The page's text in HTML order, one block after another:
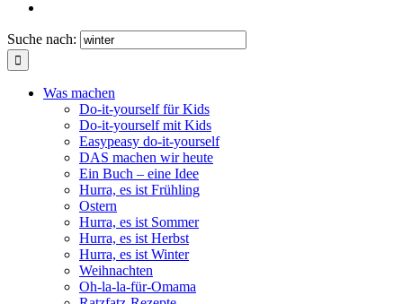
Suche nach:
Was machen
Do-it-yourself für Kids
Do-it-yourself mit Kids
Easypeasy do-it-yourself
DAS machen wir heute
Ein Buch – eine Idee
Hurra, es ist Frühling
Ostern
Hurra, es ist Sommer
Hurra, es ist Herbst
Hurra, es ist Winter
Weihnachten
Oh-la-la-für-Omama